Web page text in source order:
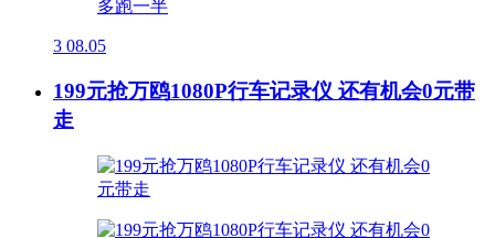
3 08.05
199元抢万鸥1080P行车记录仪 还有机会0元带
走